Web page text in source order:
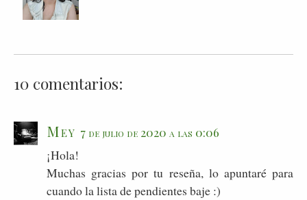
10 comentarios:
Mey 7 de julio de 2020 a las 0:06
¡Hola!
Muchas gracias por tu reseña, lo apuntaré para
cuando la lista de pendientes baje :)